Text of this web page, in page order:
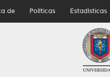
de Políticas Estadísticas